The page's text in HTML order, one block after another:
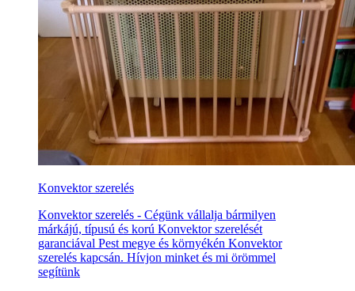
Konvektor szerelés
Konvektor szerelés - Cégünk vállalja bármilyen
márkájú, típusú és korú Konvektor szerelését
garanciával Pest megye és környékén Konvektor
szerelés kapcsán. Hívjon minket és mi örömmel
segítünk